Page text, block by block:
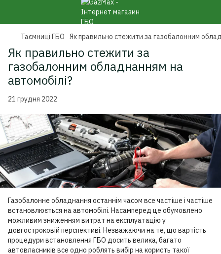
Таємниці ГБО Як правильно стежити за газобалонним
Як правильно стежити за
газобалонним обладнанням на
автомобілі?
21 грудня 2022
Газобалонне обладнання останнім часом все частіше і частіше
встановлюється на автомобілі. Насамперед це обумовлено
можливим зниженням витрат на експлуатацію у
довгостроковій перспективі. Незважаючи на те, що вартість
процедури встановлення ГБО досить велика, багато
автовласників все одно роблять вибір на користь такої